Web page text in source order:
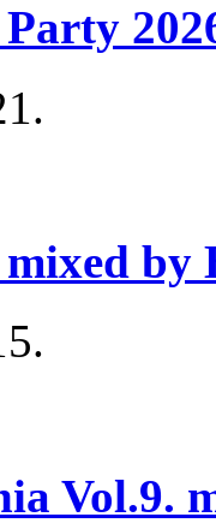
by
Vol.9.